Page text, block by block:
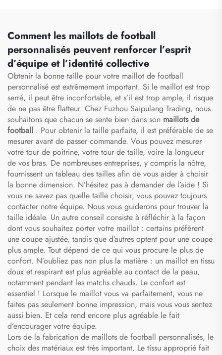
sublimés
vêtements de football
Comment les maillots de football
personnalisés peuvent renforcer l’esprit
d’équipe et l’identité collective
Obtenir la bonne taille pour votre maillot de football
personnalisé est extrêmement important. Si le maillot est trop
serré, il peut être inconfortable, et s’il est trop ample, il risque
de ne pas être flatteur. Chez Fuzhou Saipulang Trading, nous
souhaitons que chacun se sente bien dans son maillots de
football . Pour obtenir la taille parfaite, il est préférable de se
mesurer avant de passer commande. Vous pouvez mesurer
votre tour de poitrine, votre tour de taille, voire la longueur
de vos bras. De nombreuses entreprises, y compris la nôtre,
fournissent un tableau des tailles afin de vous aider à choisir
la bonne dimension. N’hésitez pas à demander de l’aide ! Si
vous ne savez pas quelle taille choisir, vous pouvez toujours
contacter notre équipe. Nous vous guiderons pour trouver la
taille idéale. Un autre conseil consiste à réfléchir à la façon
dont vous souhaitez porter votre maillot : certains préfèrent
une coupe ajustée, tandis que d’autres optent pour une coupe
plus ample. Tout dépend de ce qui vous procure le plus de
confort. N’oubliez pas non plus la matière : un maillot en tissu
doux et respirant est plus agréable au contact de la peau,
notamment pendant les matchs chauds. Le confort est
essentiel ! Lorsque le maillot vous va parfaitement, vous ne
faites pas seulement bonne impression, mais vous vous sentez
aussi bien. Et cela rend encore plus agréable le fait
d’encourager votre équipe.
Lors de la fabrication de maillots de football personnalisés, le
choix des matériaux est très important. Le tissu approprié fait